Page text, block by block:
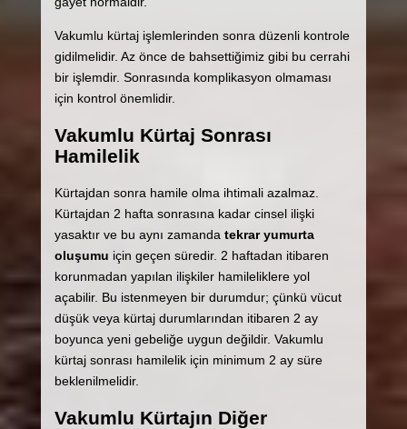
Vakumlu kürtaj işlemlerinden sonra düzenli kontrole
gidilmelidir. Az önce de bahsettiğimiz gibi bu cerrahi
bir işlemdir. Sonrasında komplikasyon olmaması
için kontrol önemlidir.
Vakumlu Kürtaj Sonrası
Hamilelik
Kürtajdan sonra hamile olma ihtimali azalmaz.
Kürtajdan 2 hafta sonrasına kadar cinsel ilişki
yasaktır ve bu aynı zamanda tekrar yumurta
oluşumu için geçen süredir. 2 haftadan itibaren
korunmadan yapılan ilişkiler hamileliklere yol
açabilir. Bu istenmeyen bir durumdur; çünkü vücut
düşük veya kürtaj durumlarından itibaren 2 ay
boyunca yeni gebeliğe uygun değildir. Vakumlu
kürtaj sonrası hamilelik için minimum 2 ay süre
beklenilmelidir.
Vakumlu Kürtajın Diğer